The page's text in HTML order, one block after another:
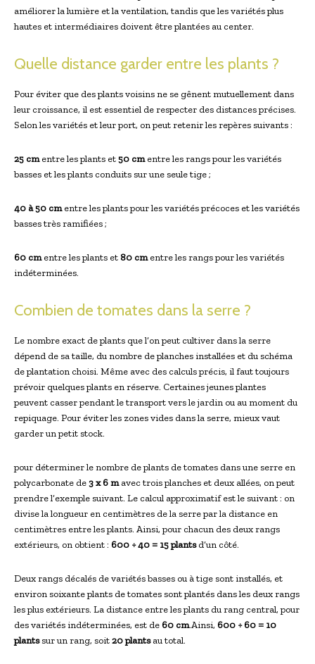
améliorer la lumière et la ventilation, tandis que les variétés plus
hautes et intermédiaires doivent être plantées au center.
Quelle distance garder entre les plants ?
Pour éviter que des plants voisins ne se gênent mutuellement dans
leur croissance, il est essentiel de respecter des distances précises.
Selon les variétés et leur port, on peut retenir les repères suivants :
25 cmentre les plants et50 cmentre les rangs pour les variétés
basses et les plants conduits sur une seule tige ;
40 à 50 cmentre les plants pour les variétés précoces et les variétés
basses très ramifiées ;
60 cmentre les plants et 80 cmentre les rangs pour les variétés
indéterminées.
Combien de tomates dans la serre ?
Le nombre exact de plants que l’on peut cultiver dans la serre
dépend de sa taille, du nombre de planches installées et du schéma
de plantation choisi. Même avec des calculs précis, il faut toujours
prévoir quelques plants en réserve. Certaines jeunes plantes
peuvent casser pendant le transport vers le jardin ou au moment du
repiquage. Pour éviter les zones vides dans la serre, mieux vaut
garder un petit stock.
pour déterminer le nombre de plants de tomates dans une serre en
polycarbonate de3 x 6 mavec trois planches et deux allées, on peut
prendre l’exemple suivant. Le calcul approximatif est le suivant : on
divise la longueur en centimètres de la serre par la distance en
centimètres entre les plants. Ainsi, pour chacun des deux rangs
extérieurs, on obtient : 600 ÷ 40 = 15 plantsd’un côté.
Deux rangs décalés de variétés basses ou à tige sont installés, et
environ soixante plants de tomates sont plantés dans les deux rangs
les plus extérieurs. La distance entre les plants du rang central, pour
des variétés indéterminées, est de 60 cm.Ainsi, 600 ÷ 60 = 10
plantssur un rang, soit20 plantsau total.